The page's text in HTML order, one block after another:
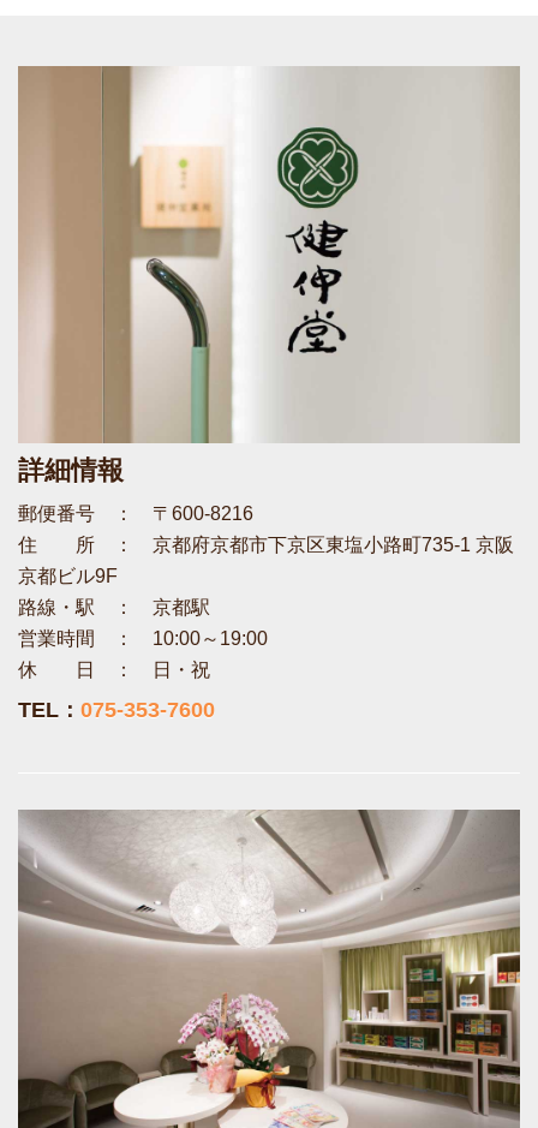
詳細情報
郵便番号 ： 〒600-8216
住 所 ： 京都府京都市下京区東塩小路町735-1 京阪
京都ビル9F
路線・駅 ： 京都駅
営業時間 ： 10:00～19:00
休 日 ： 日・祝
TEL： 075-353-7600